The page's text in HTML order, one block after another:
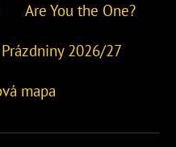
Are You the One?
Prázdniny 2026/27
mapa